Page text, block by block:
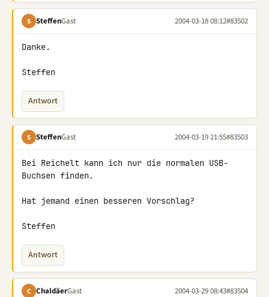
S SteffenGast 2004-03-18 08:12#83502
Danke.
Steffen
Antwort
S SteffenGast 2004-03-19 21:55#83503
Bei Reichelt kann ich nur die normalen USB-
Buchsen finden.
Hat jemand einen besseren Vorschlag?
Steffen
Antwort
C ChaldäerGast 2004-03-29 08:43#83504